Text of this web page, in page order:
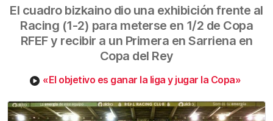
El cuadro bizkaino dio una exhibición frente al
Racing (1-2) para meterse en 1/2 de Copa
RFEF y recibir a un Primera en Sarriena en
Copa del Rey
«El objetivo es ganar la liga y jugar la Copa»